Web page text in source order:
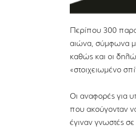
Περίπου 300
αιώνα, σύμφωνα με
καθώς και οι
«στοιχειωμένο
Οι αναφορές για
που ακούγονταν
έγιναν γνωστές